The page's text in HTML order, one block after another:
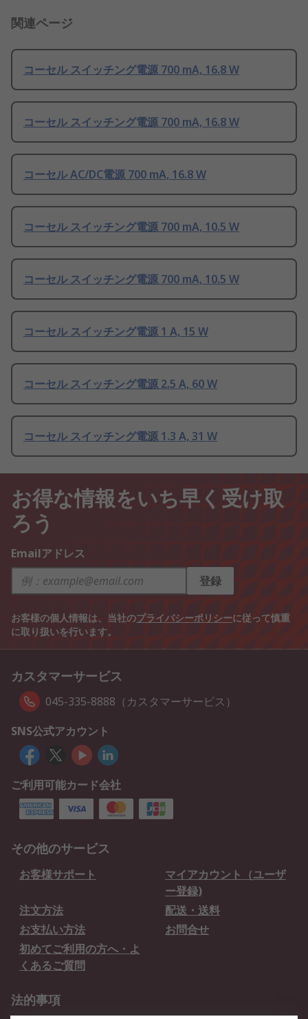
関連ページ
コーセル スイッチング電源 700 mA, 16.8 W
コーセル スイッチング電源 700 mA, 16.8 W
コーセル AC/DC電源 700 mA, 16.8 W
コーセル スイッチング電源 700 mA, 10.5 W
コーセル スイッチング電源 700 mA, 10.5 W
コーセル スイッチング電源 1 A, 15 W
コーセル スイッチング電源 2.5 A, 60 W
コーセル スイッチング電源 1.3 A, 31 W
お得な情報をいち早く受け取
ろう
Emailアドレス
登録
お客様の個人情報は、当社のプライバシーポリシーに従って慎重
に取り扱いを行います。
カスタマーサービス
045-335-8888（カスタマーサービス）
SNS公式アカウント
ご利用可能カード会社
その他のサービス
お客様サポート
マイアカウント（ユーザ
ー登録)
注文方法
配送・送料
お支払い方法
お問合せ
初めてご利用の方へ・よ
くあるご質問
法的事項